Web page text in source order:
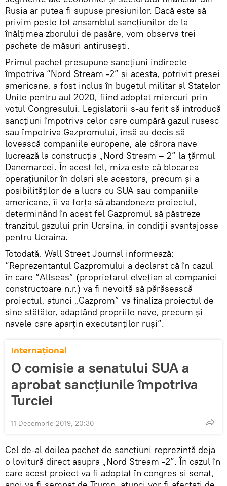
Rusia ar putea fi supuse presiunilor. Dacă este să
privim peste tot ansamblul sancțiunilor de la
înălțimea zborului de pasăre, vom observa trei
pachete de măsuri antirusești.
Primul pachet presupune sancțiuni indirecte
împotriva “Nord Stream -2” și acesta, potrivit presei
americane, a fost inclus în bugetul militar al Statelor
Unite pentru aul 2020, fiind adoptat miercuri prin
votul Congresului. Legislatorii s-au ferit să introducă
sancțiuni împotriva celor care cumpără gazul rusesc
sau împotriva Gazpromului, însă au decis să
lovească companiile europene, ale cărora nave
lucrează la construcția „Nord Stream – 2” la țărmul
Danemarcei. În acest fel, miza este că blocarea
operațiunilor în dolari ale acestora, precum și a
posibilităților de a lucra cu SUA sau companiile
americane, îi va forța să abandoneze proiectul,
determinând în acest fel Gazpromul să păstreze
tranzitul gazului prin Ucraina, în condiții avantajoase
pentru Ucraina.
Totodată, Wall Street Journal informează:
“Reprezentantul Gazpromului a declarat că în cazul
în care “Allseas” (proprietarul elvețian al companiei
constructoare n.r.) va fi nevoită să părăsească
proiectul, atunci „Gazprom” va finaliza proiectul de
sine stătător, adaptând propriile nave, precum și
navele care aparțin executanților ruși”.
Internaţional
O comisie a senatului SUA a
aprobat sancțiunile împotriva
Turciei
11 Decembrie 2019, 20:30
Cel de-al doilea pachet de sancțiuni reprezintă deja
o lovitură direct asupra „Nord Stream -2”. În cazul în
care acest proiect va fi adoptat în congres și senat,